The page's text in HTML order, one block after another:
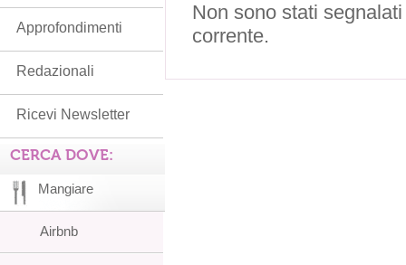
Non sono stati
corrente.
Approfondimenti
Redazionali
Ricevi Newsletter
CERCA DOVE:
Mangiare
Airbnb